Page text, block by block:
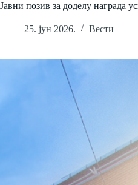
Јавни позив за доделу награда
25. јун 2026. Вести